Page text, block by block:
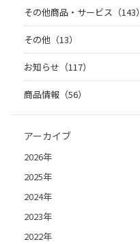
その他商品・サービス（143）
その他（13）
お知らせ（117）
商品情報（56）
アーカイブ
2026年
2025年
2024年
2023年
2022年